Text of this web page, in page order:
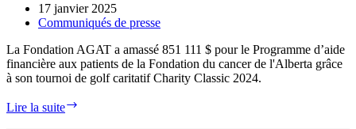
17 janvier 2025
Communiqués de presse
La Fondation AGAT a amassé 851 111 $ pour le Programme d’aide
financière aux patients de la Fondation du cancer de l'Alberta grâce
à son tournoi de golf caritatif Charity Classic 2024.
Lire la suite